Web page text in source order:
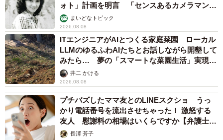
◇ ◇
最後に、「運動するメリット」を教えてもらったところ、1
位は「メンタルにいい影響がある」（53.5％）」でした。
次いで、2位「体調がよくなる」（37.5％）、3位「体重・
体型が変わる」（21.8％）、4位「体力・筋力がつく」
（17.0％）」と続き、身体的な不調やコンプレックスを改
善したくて運動を始める人が多い一方で、実際にやってみ
るとメンタル面の効果を感じている人が多いことがうかが
えました。回答者からのコメントは以下の通りです。
ォト」計画を明言 「センスあるカメラマン求
む」まいどなトピック
2026.08.08
ITエンジニアがAIとつくる家庭菜園 ローカル
LLMのゆるふわAIたちとお話しながら開墾して
みたら… 夢の「スマートな菜園生活」実現な
るか井二 かける
2026.08.08
プチバズしたママ友とのLINEスクショ うっ
かり電話番号を流出させちゃった！ 激怒する
友人 慰謝料の相場はいくらですか【弁護士が
解説】長澤 芳子